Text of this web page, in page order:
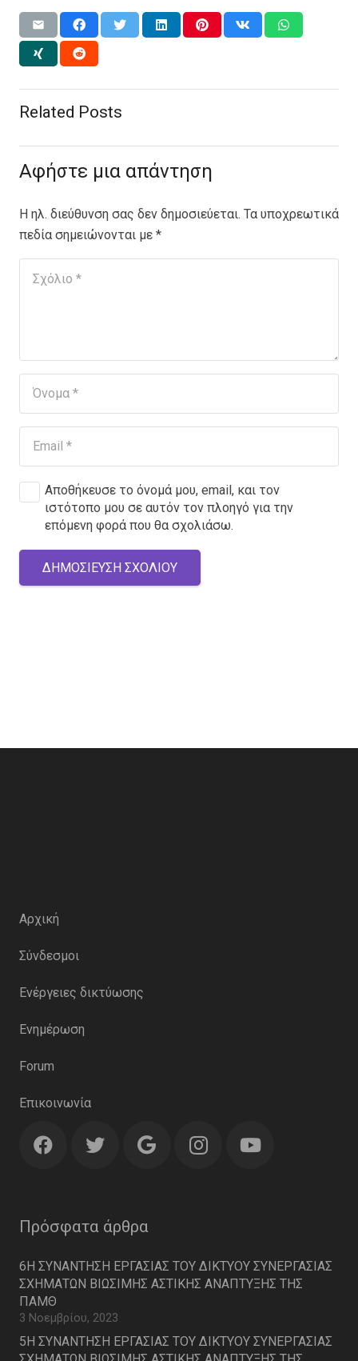
Related Posts
Αφήστε μια απάντηση
Η ηλ. διεύθυνση σας δεν δημοσιεύεται. Τα υποχρεωτικά
πεδία σημειώνονται με *
Αποθήκευσε το όνομά μου, email, και τον
ιστότοπο μου σε αυτόν τον πλοηγό για την
επόμενη φορά που θα σχολιάσω.
ΔΗΜΟΣΊΕΥΣΗ ΣΧΟΛΊΟΥ
Αρχική
Σύνδεσμοι
Ενέργειες δικτύωσης
Ενημέρωση
Forum
Επικοινωνία
Πρόσφατα άρθρα
6Η ΣΥΝΑΝΤΗΣΗ ΕΡΓΑΣΙΑΣ ΤΟΥ ΔΙΚΤΥΟΥ ΣΥΝΕΡΓΑΣΙΑΣ
ΣΧΗΜΑΤΩΝ ΒΙΩΣΙΜΗΣ ΑΣΤΙΚΗΣ ΑΝΑΠΤΥΞΗΣ ΤΗΣ
ΠΑΜΘ
3 Νοεμβρίου, 2023
5Η ΣΥΝΑΝΤΗΣΗ ΕΡΓΑΣΙΑΣ ΤΟΥ ΔΙΚΤΥΟΥ ΣΥΝΕΡΓΑΣΙΑΣ